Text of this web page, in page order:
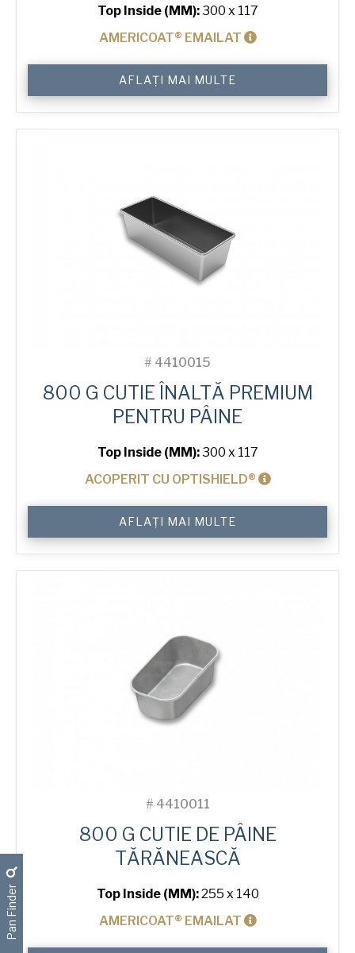
Top Inside (MM):300 x 117
AMERICOAT® EMAILAT
g
Premium
High
AFLAȚI MAI MULTE
# 4410015
800 G CUTIE ÎNALTĂ PREMIUM
PENTRU PÂINE
Top Inside (MM):300 x 117
ACOPERIT CU OPTISHIELD®
g
Premium
High
AFLAȚI MAI MULTE
# 4410011
800 G CUTIE DE PÂINE
TĂRĂNEASCĂ
Top Inside (MM):255 x 140
AMERICOAT® EMAILAT
Pan Finder